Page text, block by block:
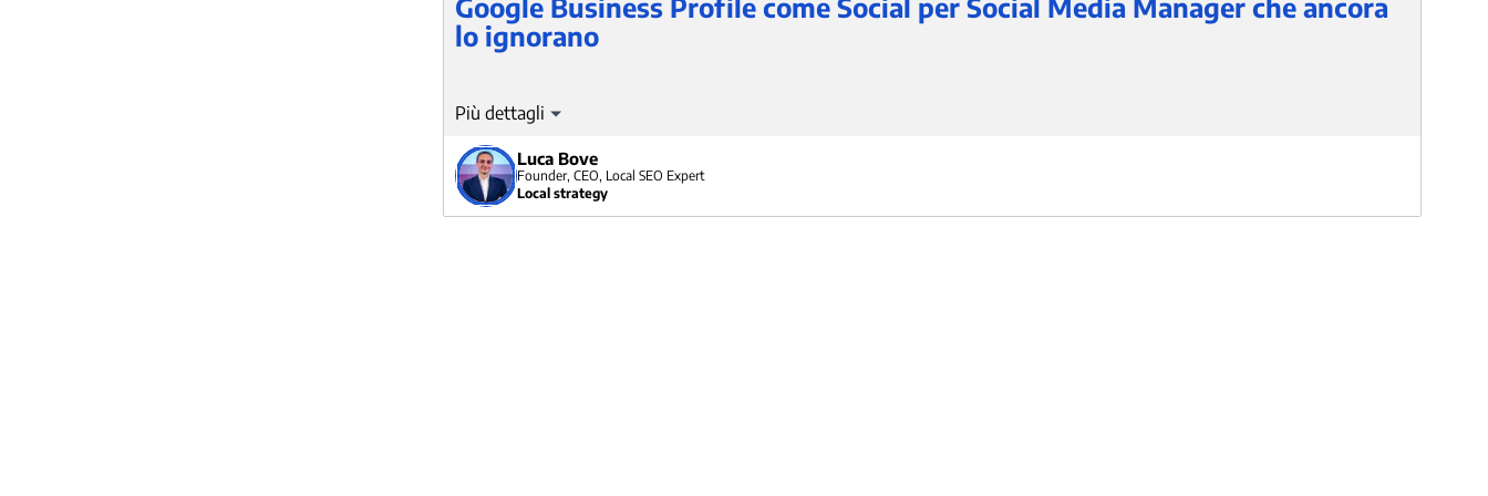
lo ignorano
Google Business Profile, nel mondo, è più usato di Instagram. E ha un sacco di funzionalità social che ancora non vengono
GBP (Google Business Profile) in un progetto di marketing dove i social sono importanti.
Luca Bove
Founder, CEO, Local SEO Expert
Local strategy